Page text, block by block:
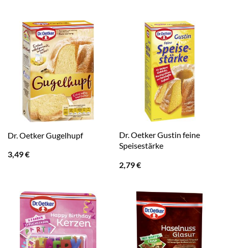
Dr. Oetker Gugelhupf
3,49€
Dr. Oetker Gustin feine
Speisestärke
2,79€